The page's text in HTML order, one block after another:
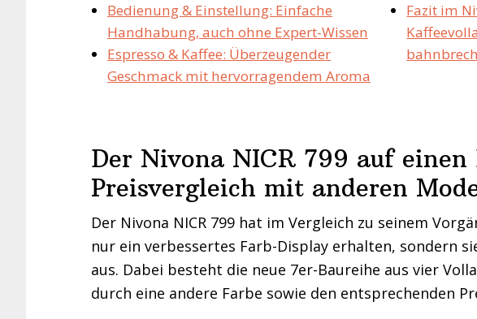
Bedienung & Einstellung: Einfache
Handhabung, auch ohne Expert-Wissen
Espresso & Kaffee: Überzeugender
Geschmack mit hervorragendem Aroma
Fazit im
Der Nivona NICR 799 auf
Preisvergleich mit anderen
Der Nivona NICR 799 hat im Vergleich zu seinem
nur ein verbessertes Farb-Display erhalten, sondern
aus. Dabei besteht die neue 7er-Baureihe aus vier
durch eine andere Farbe sowie den entsprechenden